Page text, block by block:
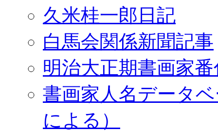
久米桂一郎日記
白馬会関係新聞記事
明治大正期書画家
書画家人名データ
による）